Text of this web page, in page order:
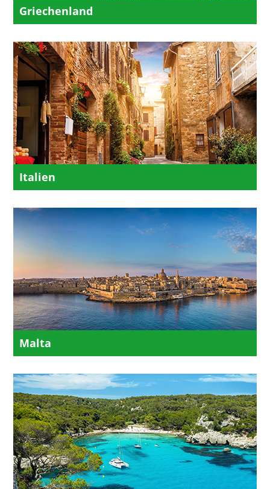
Griechenland
Italien
Malta